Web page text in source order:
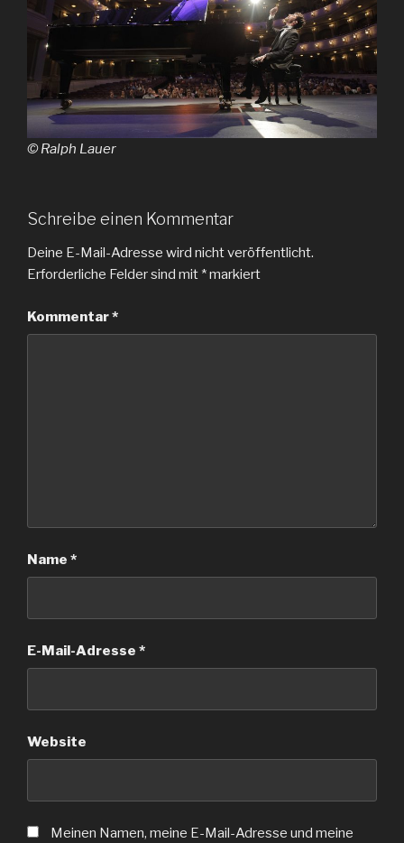
© Ralph Lauer
Schreibe einen Kommentar
Deine E-Mail-Adresse wird nicht veröffentlicht.
Erforderliche Felder sind mit *markiert
Kommentar*
Name *
E-Mail-Adresse *
Website
Meinen Namen, meine E-Mail-Adresse und meine